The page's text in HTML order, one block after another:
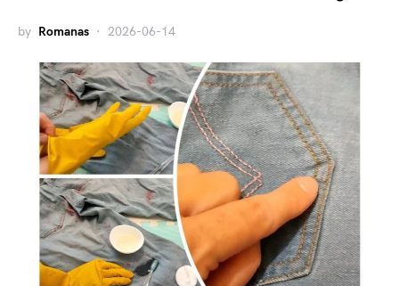
by Romanas 2026-06-14